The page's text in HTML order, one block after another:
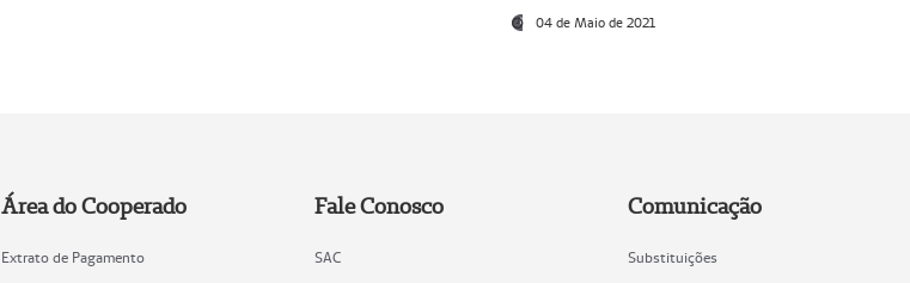
04 de Maio de 2021
Área do Cooperado
Extrato de Pagamento
Fale Conosco
SAC
Comunicação
Substituições